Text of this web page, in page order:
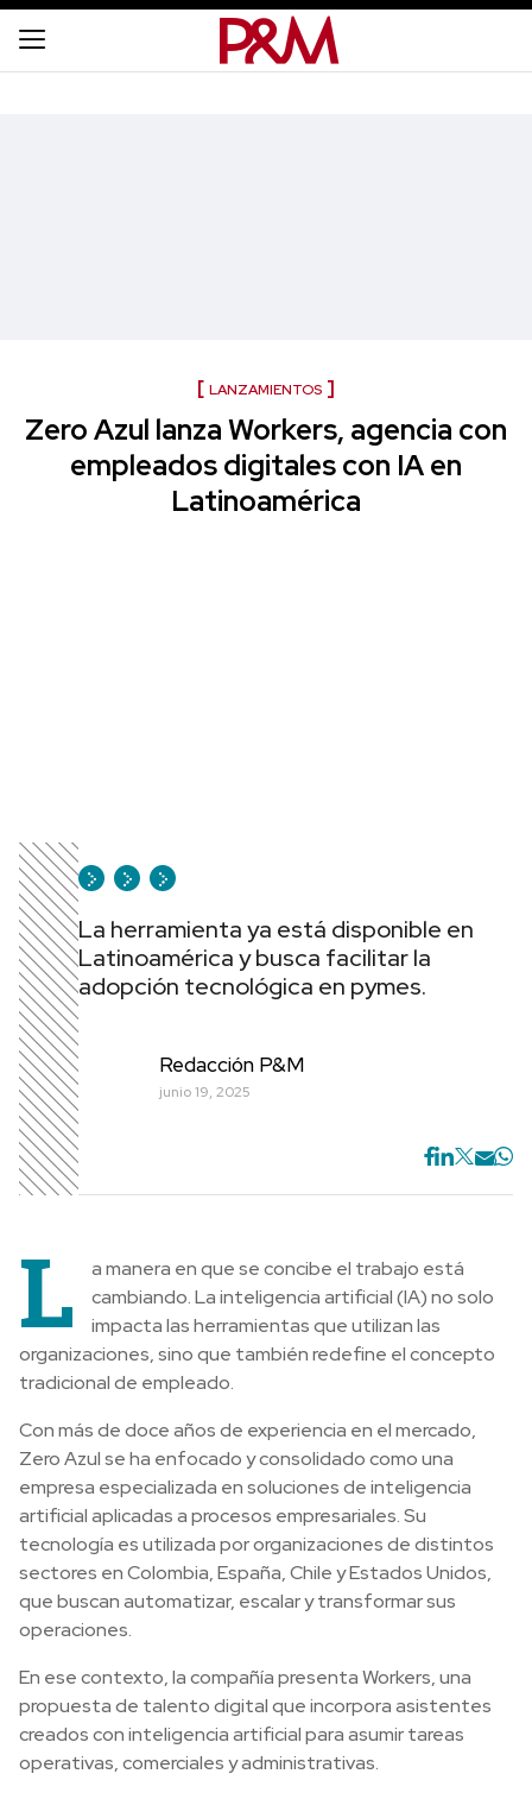
LANZAMIENTOS
Zero Azul lanza Workers, agencia con
empleados digitales con IA en
Latinoamérica
La herramienta ya está disponible en
Latinoamérica y busca facilitar la
adopción tecnológica en pymes.
Redacción P&M
junio 19, 2025
L
a manera en que se concibe el trabajo está
cambiando. La inteligencia artificial (IA) no solo
impacta las herramientas que utilizan las
organizaciones, sino que también redefine el concepto
tradicional de empleado.
Con más de doce años de experiencia en el mercado,
Zero Azul se ha enfocado y consolidado como una
empresa especializada en soluciones de inteligencia
artificial aplicadas a procesos empresariales. Su
tecnología es utilizada por organizaciones de distintos
sectores en Colombia, España, Chile y Estados Unidos,
que buscan automatizar, escalar y transformar sus
operaciones.
En ese contexto, la compañía presenta Workers, una
propuesta de talento digital que incorpora asistentes
creados con inteligencia artificial para asumir tareas
operativas, comerciales y administrativas.